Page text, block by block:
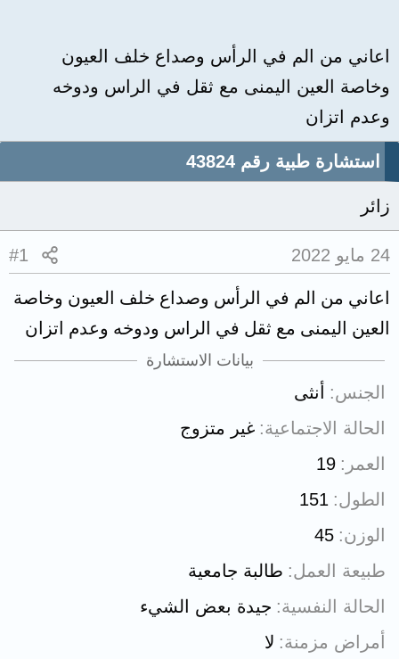
اعاني من الم في الرأس وصداع خلف العيون
وخاصة العين اليمنى مع ثقل في الراس ودوخه
وعدم اتزان
استشارة طبية رقم 43824
زائر
24 مايو 2022 #1
اعاني من الم في الرأس وصداع خلف العيون وخاصة
العين اليمنى مع ثقل في الراس ودوخه وعدم اتزان
بيانات الاستشارة
الجنس
أنثى
الحالة الاجتماعية غير متزوج
العمر
19
الطول 151
الوزن 45
طبيعة العمل طالبة جامعية
الحالة النفسية جيدة بعض الشيء
أمراض مزمنة لا